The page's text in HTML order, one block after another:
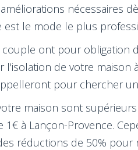
nécessaires
est le mode le plus
ont pour obligation
de votre maison
pour chercher
maison sont
1€ à Lançon-Provence.
réductions de 50%